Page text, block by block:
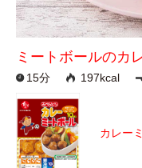
ミートボールのカ
15分 197kcal
カレー